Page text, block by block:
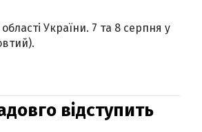
України. 7 та 8 серпня у
відступить